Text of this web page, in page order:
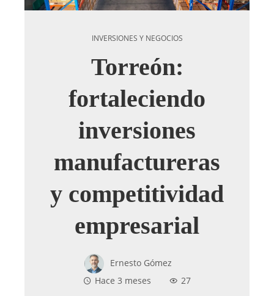
INVERSIONES Y NEGOCIOS
Torreón:
fortaleciendo
inversiones
manufactureras
y competitividad
empresarial
Ernesto Gómez
Hace 3 meses
27